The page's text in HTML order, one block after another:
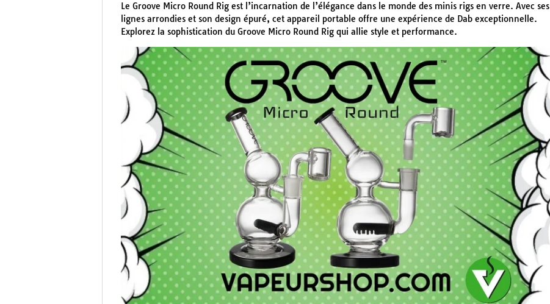
Le Groove Micro Round Rig est l’incarnation de l’élégance dans le monde des minis rigs en verre. Avec ses
lignes arrondies et son design épuré, cet appareil portable offre une expérience de Dab exceptionnelle.
Explorez la sophistication du Groove Micro Round Rig qui allie style et performance.